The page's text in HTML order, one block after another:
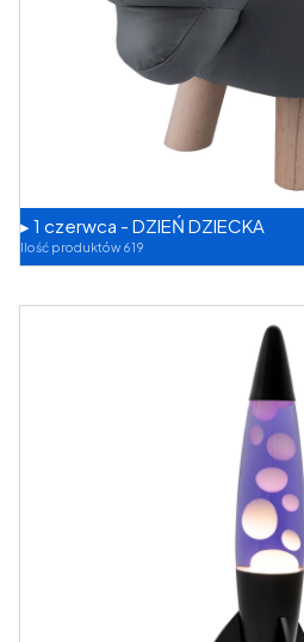
▸ 1 czerwca - DZIEŃ DZIECKA
Ilość produktów 619